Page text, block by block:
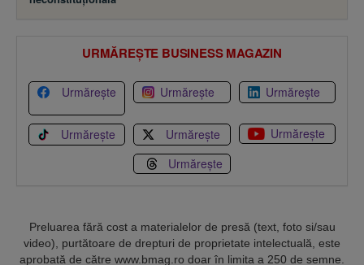
URMĂREȘTE BUSINESS MAGAZIN
Urmărește Urmărește Urmărește
Urmărește Urmărește
Urmărește
Urmărește
Preluarea fără cost a materialelor de presă (text, foto si/sau
video), purtătoare de drepturi de proprietate intelectuală, este
aprobată de către www.bmag.ro doar în limita a 250 de semne.